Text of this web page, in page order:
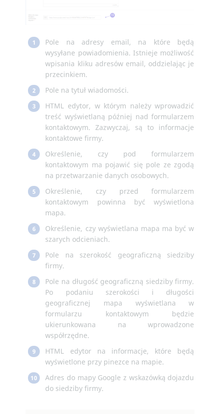
1
Pole na adresy email, na które będą
wysyłane powiadomienia. Istnieje możliwość
wpisania kliku adresów email, oddzielając je
przecinkiem.
2 Pole na tytuł wiadomości.
3
HTML edytor, w którym należy wprowadzić
treść wyświetlaną później nad formularzem
kontaktowym. Zazwyczaj, są to informacje
kontaktowe firmy.
4
Określenie, czy pod formularzem
kontaktowym ma pojawić się pole ze zgodą
na przetwarzanie danych osobowych.
5
Określenie, czy przed formularzem
kontaktowym powinna być wyświetlona
mapa.
6
Określenie, czy wyświetlana mapa ma być w
szarych odcieniach.
7
Pole na szerokość geograficzną siedziby
firmy.
8
Pole na długość geograficzną siedziby firmy.
Po podaniu szerokości i długości
geograficznej mapa wyświetlana w
formularzu kontaktowym będzie
ukierunkowana na wprowadzone
współrzędne.
9
HTML edytor na informacje, które będą
wyświetlone przy pinezce na mapie.
10
Adres do mapy Google z wskazówką dojazdu
do siedziby firmy.